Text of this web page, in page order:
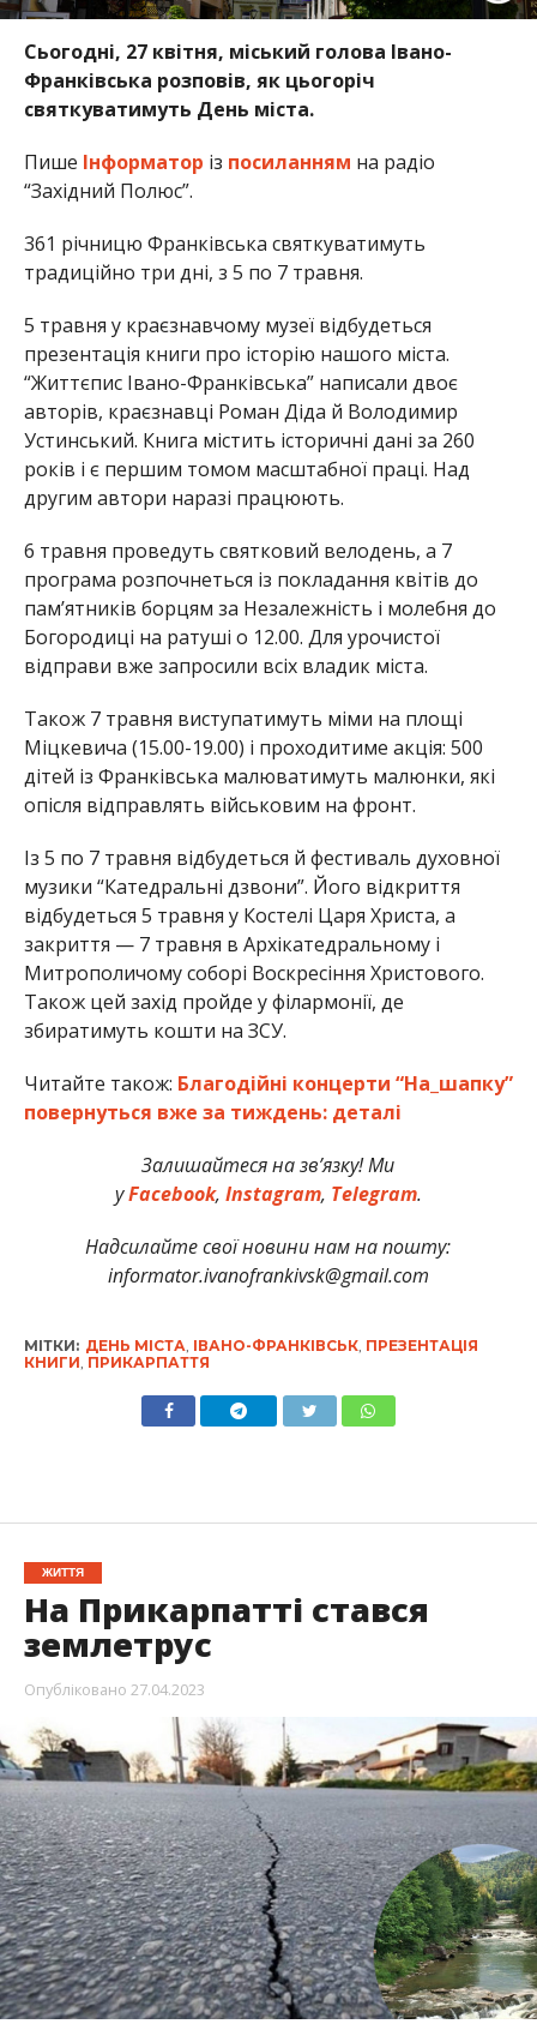
Сьогодні, 27 квітня, міський голова Івано-
Франківська розповів, як цьогоріч
святкуватимуть День міста.
Пише Інформатор із посиланням на радіо
“Західний Полюс”.
361 річницю Франківська святкуватимуть
традиційно три дні, з 5 по 7 травня.
5 травня у краєзнавчому музеї відбудеться
презентація книги про історію нашого міста.
“Життєпис Івано-Франківська” написали двоє
авторів, краєзнавці Роман Діда й Володимир
Устинський. Книга містить історичні дані за 260
років і є першим томом масштабної праці. Над
другим автори наразі працюють.
6 травня проведуть святковий велодень, а 7
програма розпочнеться із покладання квітів до
пам’ятників борцям за Незалежність і молебня до
Богородиці на ратуші о 12.00. Для урочистої
відправи вже запросили всіх владик міста.
Також 7 травня виступатимуть міми на площі
Міцкевича (15.00-19.00) і проходитиме акція: 500
дітей із Франківська малюватимуть малюнки, які
опісля відправлять військовим на фронт.
Із 5 по 7 травня відбудеться й фестиваль духовної
музики “Катедральні дзвони”. Його відкриття
відбудеться 5 травня у Костелі Царя Христа, а
закриття — 7 травня в Архікатедральному і
Митрополичому соборі Воскресіння Христового.
Також цей захід пройде у філармонії, де
збиратимуть кошти на ЗСУ.
Читайте також: Благодійні концерти “На_шапку”
повернуться вже за тиждень: деталі
Залишайтеся на зв’язку! Ми
уFacebook, Instagram, Telegram.
Надсилайте свої новини нам на пошту:
informator.ivanofrankivsk@gmail.com
МІТКИ: ДЕНЬ МІСТА ІВАНО-ФРАНКІВСЬК, ПРЕЗЕНТАЦІЯ
КНИГИ ПРИКАРПАТТЯ
ЖИТТЯ
На Прикарпатті стався
землетрус
Опубліковано 27.04.2023